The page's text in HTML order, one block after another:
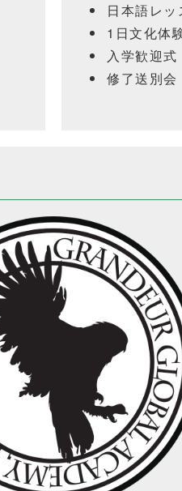
日本語レッ
1日文化体
入学歓迎式
修了送別会